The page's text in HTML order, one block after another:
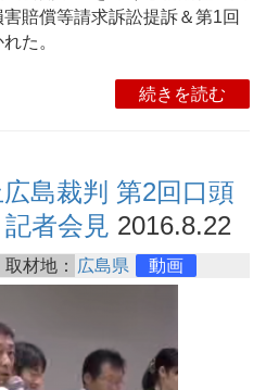
賠償等請求訴訟提訴＆第1回
た。
続きを読む
島裁判 第2回口頭
者会見 2016.8.22
取材地： 広島県 動画